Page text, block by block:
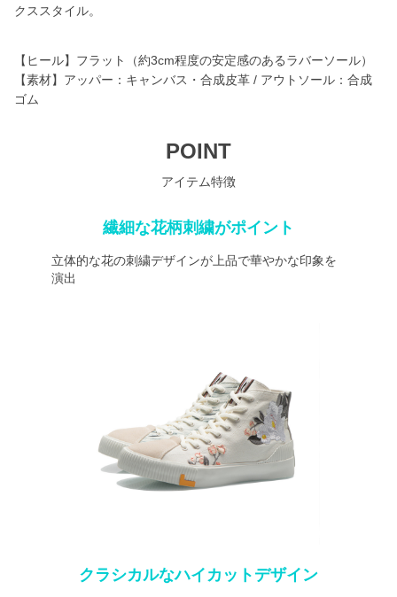
クススタイル。
【ヒール】フラット（約3cm程度の安定感のあるラバーソール）
【素材】アッパー：キャンバス・合成皮革 / アウトソール：合成
ゴム
POINT
アイテム特徴
繊細な花柄刺繍がポイント
立体的な花の刺繍デザインが上品で華やかな印象を
演出
クラシカルなハイカットデザイン